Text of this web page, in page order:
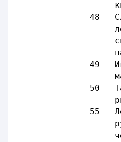
ки
48
ленные соки с
спирта от 1,5
на
49   Икра
мая на
50   Табачные
рию
55   Легковые
ручным
ченных для